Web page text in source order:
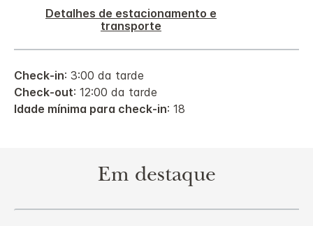
Detalhes de estacionamento e
transporte
Check-in: 3:00 da tarde
Check-out: 12:00 da tarde
Idade mínima para check-in: 18
Em destaque